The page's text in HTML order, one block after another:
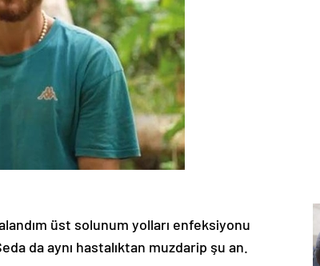
üst solunum yolları enfeksiyonu
da aynı hastalıktan muzdarip şu an.